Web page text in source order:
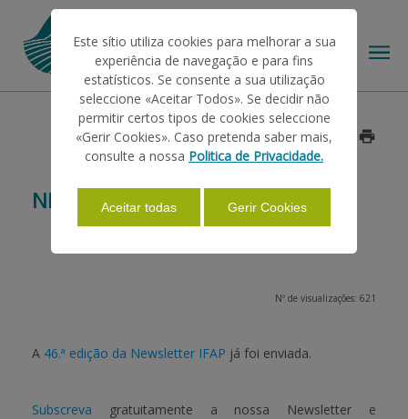
AJUDAS/APOIOS
INFORMAÇÕES
NEWSLETTER IFAP
Data: 2016/01/31
Nº de visualizações: 621
A 46.ª edição da Newsletter IFAP já foi enviada.
Subscreva gratuitamente a nossa Newsletter e
Este sítio utiliza cookies para melhorar a sua
experiência de navegação e para fins
estatísticos. Se consente a sua utilização
seleccione «Aceitar Todos». Se decidir não
permitir certos tipos de cookies seleccione
«Gerir Cookies». Caso pretenda saber mais,
consulte a nossa Politica de Privacidade.
Aceitar todas Gerir Cookies